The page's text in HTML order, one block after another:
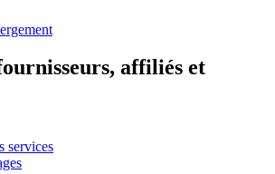
affiliés et
services